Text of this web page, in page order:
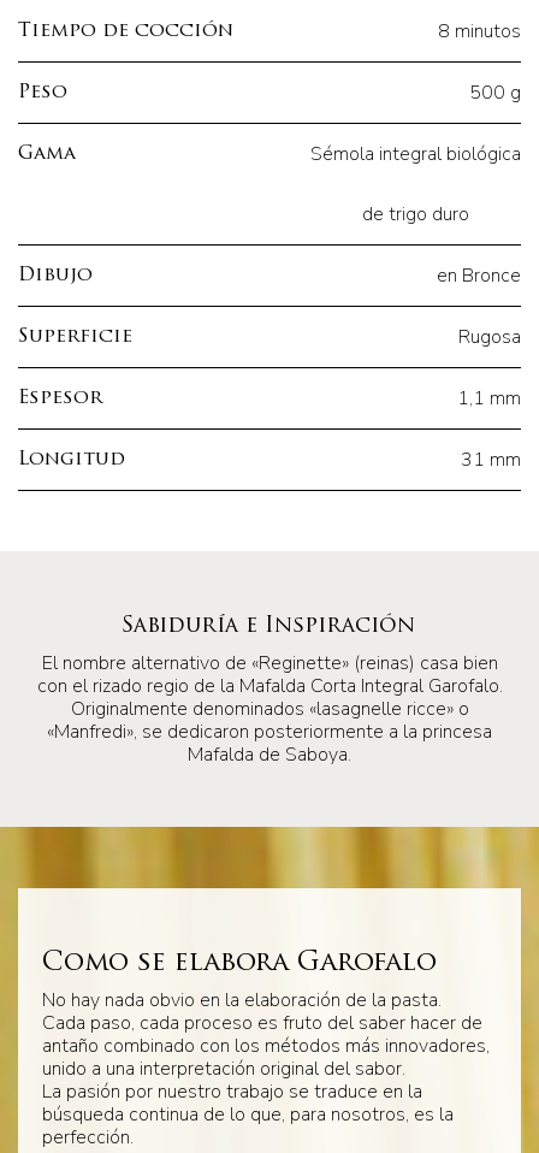
Tiempo de cocción 8 minutos
Peso 500 g
Gama Sémola integral biológica
de trigo duro
Dibujo en Bronce
Superficie Rugosa
Espesor 1,1 mm
Longitud 31 mm
Sabiduría e Inspiración
El nombre alternativo de «Reginette» (reinas) casa bien
con el rizado regio de la Mafalda Corta Integral Garofalo.
Originalmente denominados «lasagnelle ricce» o
«Manfredi», se dedicaron posteriormente a la princesa
Mafalda de Saboya.
Como se elabora Garofalo
No hay nada obvio en la elaboración de la pasta.
Cada paso, cada proceso es fruto del saber hacer de
antaño combinado con los métodos más innovadores,
unido a una interpretación original del sabor.
La pasión por nuestro trabajo se traduce en la
búsqueda continua de lo que, para nosotros, es la
perfección.